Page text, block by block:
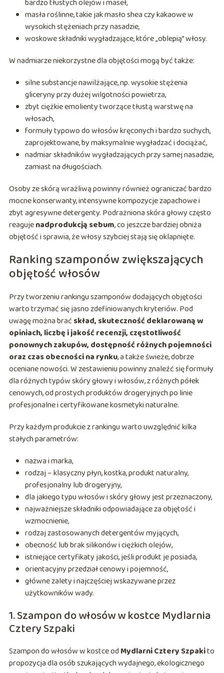
bardzo tłustych olejów i maseł,
masła roślinne, takie jak masło shea czy kakaowe w
wysokich stężeniach przy nasadzie,
woskowe składniki wygładzające, które „oblepią” włosy.
W nadmiarze niekorzystne dla objętości mogą być także:
silne substancje nawilżające, np. wysokie stężenia
gliceryny przy dużej wilgotności powietrza,
zbyt ciężkie emolienty tworzące tłustą warstwę na
włosach,
formuły typowo do włosów kręconych i bardzo suchych,
zaprojektowane, by maksymalnie wygładzać i dociążać,
nadmiar składników wygładzających przy samej nasadzie,
zamiast na długościach.
Osoby ze skórą wrażliwą powinny również ograniczać bardzo
mocne konserwanty, intensywne kompozycje zapachowe i
zbyt agresywne detergenty. Podrażniona skóra głowy często
reagujenadprodukcją sebum, co jeszcze bardziej obniża
objętość i sprawia, że włosy szybciej stają się oklapnięte.
Ranking szamponów zwiększających
objętość włosów
Przy tworzeniu rankingu szamponów dodających objętości
warto trzymać się jasno zdefiniowanych kryteriów. Pod
uwagę można brać skład, skuteczność deklarowaną w
opiniach, liczbę i jakość recenzji, częstotliwość
ponownych zakupów, dostępność różnych pojemności
oraz czas obecności na rynku, a także świeże, dobrze
oceniane nowości. W zestawieniu powinny znaleźć się formuły
dla różnych typów skóry głowy i włosów, z różnych półek
cenowych, od prostych produktów drogeryjnych po linie
profesjonalne i certyfikowane kosmetyki naturalne.
Przy każdym produkcie z rankingu warto uwzględnić kilka
stałych parametrów:
nazwa i marka,
rodzaj – klasyczny płyn, kostka, produkt naturalny,
profesjonalny lub drogeryjny,
dla jakiego typu włosów i skóry głowy jest przeznaczony,
najważniejsze składniki odpowiadające za objętość i
wzmocnienie,
rodzaj zastosowanych detergentów myjących,
obecność lub brak silikonów i ciężkich olejów,
istniejące certyfikaty jakości, jeśli produkt je posiada,
orientacyjny przedział cenowy i pojemność,
główne zalety i najczęściej wskazywane przez
użytkowników wady.
1. Szampon do włosów w kostce Mydlarnia
Cztery Szpaki
Szampon do włosów w kostce od Mydlarni Cztery Szpakito
propozycja dla osób szukających wydajnego, ekologicznego